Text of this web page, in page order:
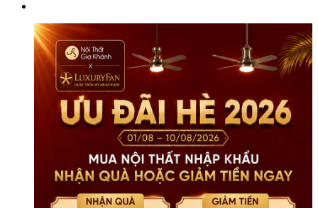
Ấm
Cho
Phòng
Khách
Hiện